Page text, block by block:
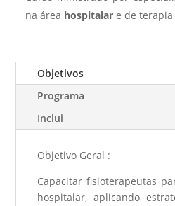
na área hospitalar e de
Objetivos
Programa
Inclui
Objetivo Geral :
Capacitar fisioterapeutas
hospitalar, aplicando